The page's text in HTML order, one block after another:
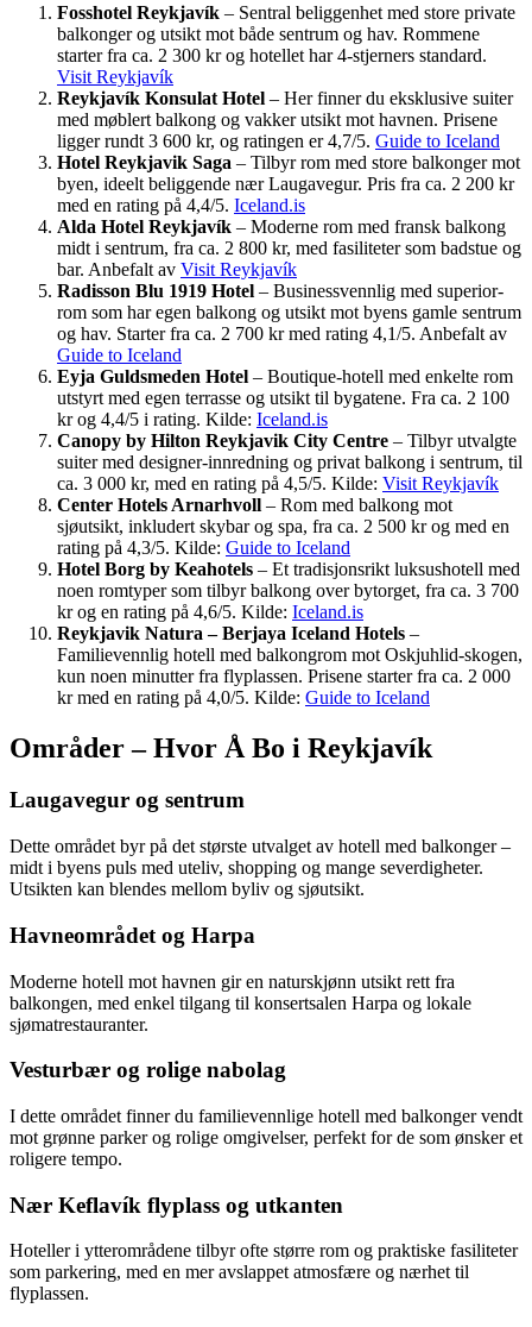
Fosshotel Reykjavík – Sentral beliggenhet med store private
balkonger og utsikt mot både sentrum og hav. Rommene
starter fra ca. 2 300 kr og hotellet har 4-stjerners standard.
Visit Reykjavík
Reykjavík Konsulat Hotel – Her finner du eksklusive suiter
med møblert balkong og vakker utsikt mot havnen. Prisene
ligger rundt 3 600 kr, og ratingen er 4,7/5. Guide to Iceland
Hotel Reykjavik Saga – Tilbyr rom med store balkonger mot
byen, ideelt beliggende nær Laugavegur. Pris fra ca. 2 200 kr
med en rating på 4,4/5. Iceland.is
Alda Hotel Reykjavík – Moderne rom med fransk balkong
midt i sentrum, fra ca. 2 800 kr, med fasiliteter som badstue og
bar. Anbefalt av Visit Reykjavík
Radisson Blu 1919 Hotel – Businessvennlig med superior-
rom som har egen balkong og utsikt mot byens gamle sentrum
og hav. Starter fra ca. 2 700 kr med rating 4,1/5. Anbefalt av
Guide to Iceland
Eyja Guldsmeden Hotel – Boutique-hotell med enkelte rom
utstyrt med egen terrasse og utsikt til bygatene. Fra ca. 2 100
kr og 4,4/5 i rating. Kilde: Iceland.is
Canopy by Hilton Reykjavik City Centre – Tilbyr utvalgte
suiter med designer-innredning og privat balkong i sentrum, til
ca. 3 000 kr, med en rating på 4,5/5. Kilde: Visit Reykjavík
Center Hotels Arnarhvoll – Rom med balkong mot
sjøutsikt, inkludert skybar og spa, fra ca. 2 500 kr og med en
rating på 4,3/5. Kilde: Guide to Iceland
Hotel Borg by Keahotels – Et tradisjonsrikt luksushotell med
noen romtyper som tilbyr balkong over bytorget, fra ca. 3 700
kr og en rating på 4,6/5. Kilde: Iceland.is
Reykjavik Natura – Berjaya Iceland Hotels –
Familievennlig hotell med balkongrom mot Oskjuhlid-skogen,
kun noen minutter fra flyplassen. Prisene starter fra ca. 2 000
kr med en rating på 4,0/5. Kilde: Guide to Iceland
Områder – Hvor Å Bo i Reykjavík
Laugavegur og sentrum
Dette området byr på det største utvalget av hotell med balkonger –
midt i byens puls med uteliv, shopping og mange severdigheter.
Utsikten kan blendes mellom byliv og sjøutsikt.
Havneområdet og Harpa
Moderne hotell mot havnen gir en naturskjønn utsikt rett fra
balkongen, med enkel tilgang til konsertsalen Harpa og lokale
sjømatrestauranter.
Vesturbær og rolige nabolag
I dette området finner du familievennlige hotell med balkonger vendt
mot grønne parker og rolige omgivelser, perfekt for de som ønsker et
roligere tempo.
Nær Keflavík flyplass og utkanten
Hoteller i ytterområdene tilbyr ofte større rom og praktiske fasiliteter
som parkering, med en mer avslappet atmosfære og nærhet til
flyplassen.